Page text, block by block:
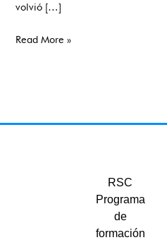
volvió […]
Read More »
RSC
Programa
de
formación